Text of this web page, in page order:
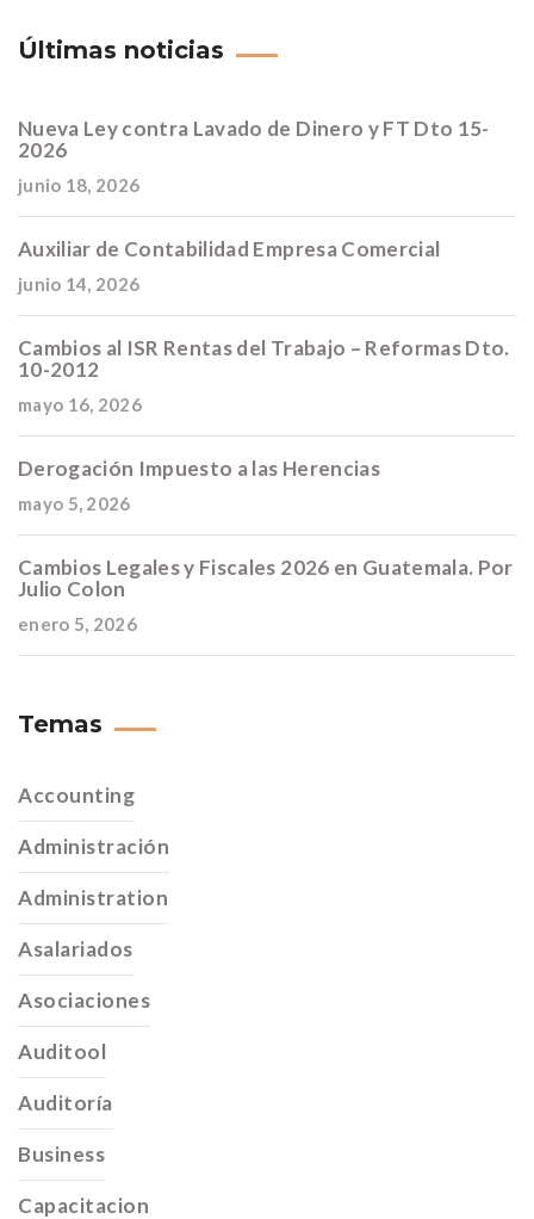
Últimas noticias
Nueva Ley contra Lavado de Dinero y FT Dto 15-
2026
junio 18, 2026
Auxiliar de Contabilidad Empresa Comercial
junio 14, 2026
Cambios al ISR Rentas del Trabajo – Reformas Dto.
10-2012
mayo 16, 2026
Derogación Impuesto a las Herencias
mayo 5, 2026
Cambios Legales y Fiscales 2026 en Guatemala. Por
Julio Colon
enero 5, 2026
Temas
Accounting
Administración
Administration
Asalariados
Asociaciones
Auditool
Auditoría
Business
Capacitacion